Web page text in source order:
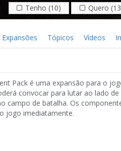
Tenho (10)
Quero
Expansões Tópicos Vídeos
Pack é uma expansão para o
convocar para lutar ao lado
campo de batalha. Os
jogo imediatamente.